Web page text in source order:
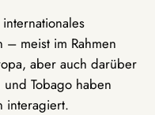
– meist im Rahmen
aber auch darüber
Tobago haben
interagiert.